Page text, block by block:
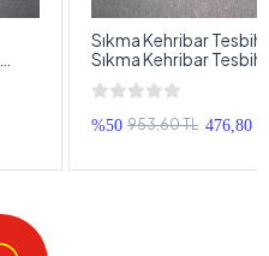
Sıkma Kehribar Tesbih
Sıkma Kehribar
Sıkma Kehribar Tespih
%50 953,60 TL 476,80